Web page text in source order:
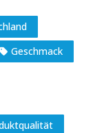
Geschmack